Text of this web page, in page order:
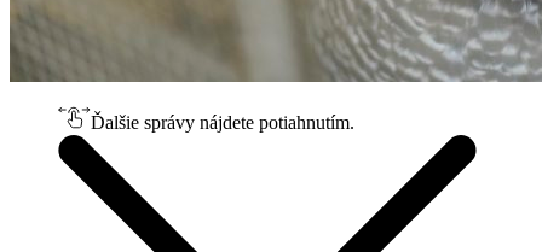
Ďalšie správy nájdete potiahnutím.